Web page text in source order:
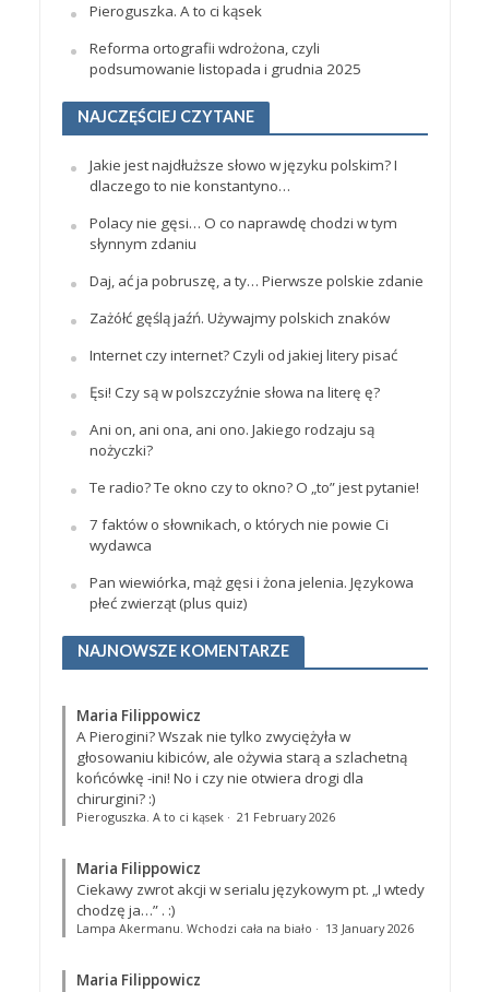
Pieroguszka. A to ci kąsek
Reforma ortografii wdrożona, czyli
podsumowanie listopada i grudnia 2025
NAJCZĘŚCIEJ CZYTANE
Jakie jest najdłuższe słowo w języku polskim? I
dlaczego to nie konstantyno…
Polacy nie gęsi… O co naprawdę chodzi w tym
słynnym zdaniu
Daj, ać ja pobruszę, a ty… Pierwsze polskie zdanie
Zażółć gęślą jaźń. Używajmy polskich znaków
Internet czy internet? Czyli od jakiej litery pisać
Ęsi! Czy są w polszczyźnie słowa na literę ę?
Ani on, ani ona, ani ono. Jakiego rodzaju są
nożyczki?
Te radio? Te okno czy to okno? O „to” jest pytanie!
7 faktów o słownikach, o których nie powie Ci
wydawca
Pan wiewiórka, mąż gęsi i żona jelenia. Językowa
płeć zwierząt (plus quiz)
NAJNOWSZE KOMENTARZE
Maria Filippowicz
A Pierogini? Wszak nie tylko zwyciężyła w
głosowaniu kibiców, ale ożywia starą a szlachetną
końcówkę -ini! No i czy nie otwiera drogi dla
chirurgini? :)
Pieroguszka. A to ci kąsek· 21 February 2026
Maria Filippowicz
Ciekawy zwrot akcji w serialu językowym pt. „I wtedy
chodzę ja…”. :)
Lampa Akermanu. Wchodzi cała na biało · 13 January 2026
Maria Filippowicz